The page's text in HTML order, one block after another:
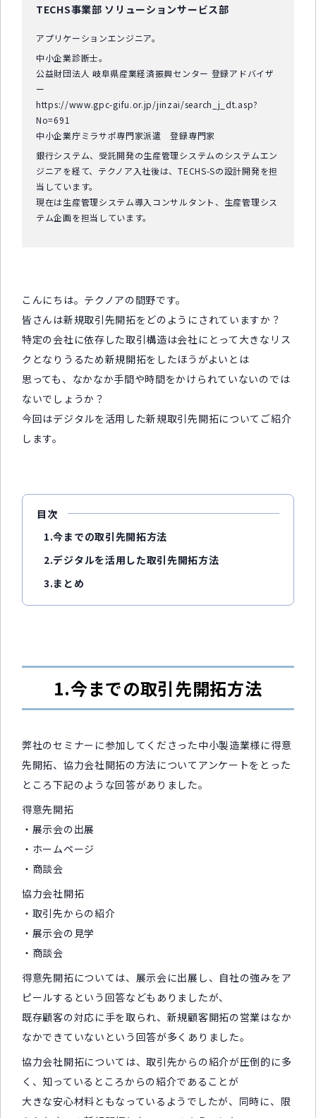
TECHS事業部 ソリューションサービス部
アプリケーションエンジニア。
中小企業診断士。
公益財団法人 岐阜県産業経済振興センター 登録アドバイザ
ー
https://www.gpc-gifu.or.jp/jinzai/search_j_dt.asp?
No=691
中小企業庁ミラサポ専門家派遣 登録専門家
銀行システム、受託開発の生産管理システムのシステムエン
ジニアを経て、テクノア入社後は、TECHS-Sの設計開発を担
当しています。
現在は生産管理システム導入コンサルタント、生産管理シス
テム企画を担当しています。
こんにちは。テクノアの間野です。
皆さんは新規取引先開拓をどのようにされていますか？
特定の会社に依存した取引構造は会社にとって大きなリス
クとなりうるため新規開拓をしたほうがよいとは
思っても、なかなか手間や時間をかけられていないのでは
ないでしょうか？
今回はデジタルを活用した新規取引先開拓についてご紹介
します。
目次
1.今までの取引先開拓方法
2.デジタルを活用した取引先開拓方法
3.まとめ
1.今までの取引先開拓方法
弊社のセミナーに参加してくださった中小製造業様に得意
先開拓、協力会社開拓の方法についてアンケートをとった
ところ下記のような回答がありました。
得意先開拓
・展示会の出展
・ホームページ
・商談会
協力会社開拓
・取引先からの紹介
・展示会の見学
・商談会
得意先開拓については、展示会に出展し、自社の強みをア
ピールするという回答などもありましたが、
既存顧客の対応に手を取られ、新規顧客開拓の営業はなか
なかできていないという回答が多くありました。
協力会社開拓については、取引先からの紹介が圧倒的に多
く、知っているところからの紹介であることが
大きな安心材料ともなっているようでしたが、同時に、限